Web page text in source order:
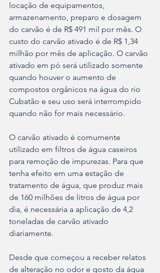
locação de equipamentos,
armazenamento, preparo e dosagem
do carvão é de R$ 491 mil por mês. O
custo do carvão ativado é de R$ 1,34
milhão por mês de aplicação. O carvão
ativado em pó será utilizado somente
quando houver o aumento de
compostos orgânicos na água do rio
Cubatão e seu uso será interrompido
quando não for mais necessário.
O carvão ativado é comumente
utilizado em filtros de água caseiros
para remoção de impurezas. Para que
tenha efeito em uma estação de
tratamento de água, que produz mais
de 160 milhões de litros de água por
dia, é necessária a aplicação de 4,2
toneladas de carvão ativado
diariamente.
Desde que começou a receber relatos
de alteração no odor e gosto da água